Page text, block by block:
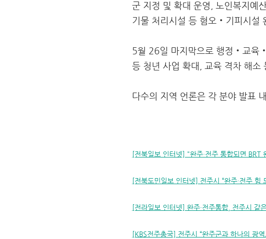
군 지정 및 확대 운영, 노인복지예
기물 처리시설 등 혐오‧기피시설
5월 26일 마지막으로 행정‧교육
등 청년 사업 확대, 교육 격차 해소
다수의 지역 언론은 각 분야 발표
[전북일보 인터넷] "완주·전주 통합되면
[전북도민일보 인터넷] 전주시 “완주·전주
[전라일보 인터넷] 완주·전주통합, 전주시
[KBS전주총국] 전주시 “완주군과 하나의 광